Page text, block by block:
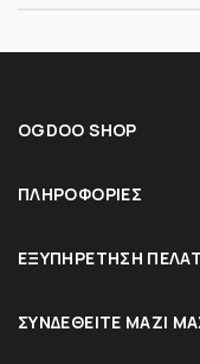
OGDOO SHOP
ΠΛΗΡΟΦΟΡΊΕΣ
ΕΞΥΠΗΡΈΤΗΣΗ
ΣΥΝΔΕΘΕΊΤΕ ΜΑΖΊ